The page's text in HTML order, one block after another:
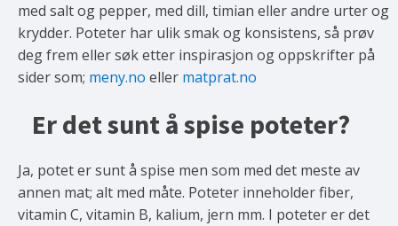
med salt og pepper, med dill, timian eller andre urter og
krydder. Poteter har ulik smak og konsistens, så prøv
deg frem eller søk etter inspirasjon og oppskrifter på
sider som; meny.no eller matprat.no
Er det sunt å spise poteter?
Ja, potet er sunt å spise men som med det meste av
annen mat; alt med måte. Poteter inneholder fiber,
vitamin C, vitamin B, kalium, jern mm. I poteter er det